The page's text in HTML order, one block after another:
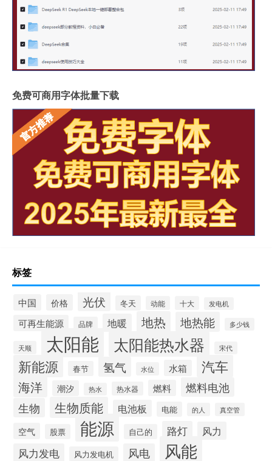
免费可商用字体批量下载
标签
中国 价格 光伏 冬天 动能 十大 发电机
可再生能源 品牌 地暖 地热 地热能 多少钱
天顺 太阳能 太阳能热水器 宋代
新能源 春节 氢气 水位 水箱 汽车
海洋 潮汐 热水 热水器 燃料
燃料电池
生物
生物质能 电池板 电能 的人 真空管
空气 股票 能源 自己的 路灯 风力
风力发电 风力发电机 风电 风能